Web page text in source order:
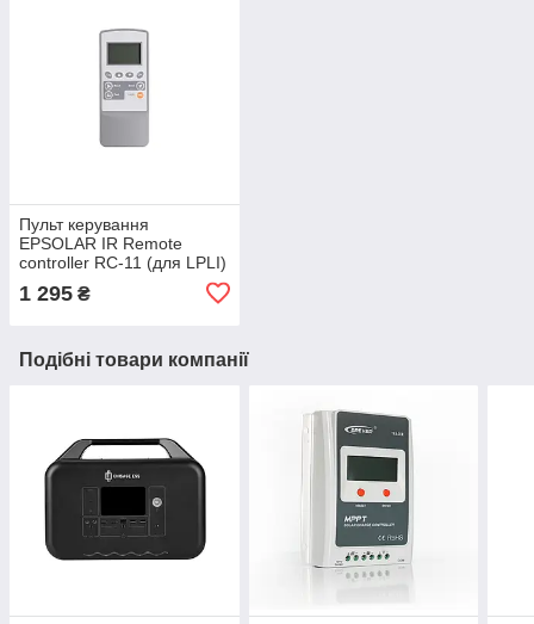
Пульт керування
EPSOLAR IR Remote
controller RC-11 (для LPLI)
1 295 ₴
Подібні товари компанії